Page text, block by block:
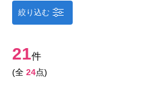
絞り込む
21件
(全 24点)